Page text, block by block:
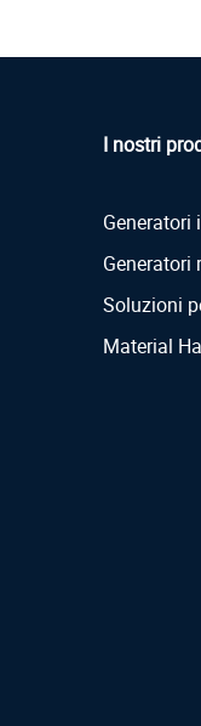
I nostri
Generatori
Generatori
Soluzioni
Material